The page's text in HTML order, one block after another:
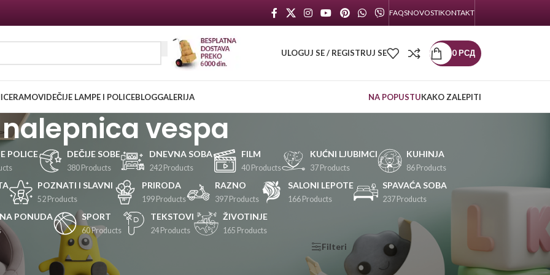
FAQSNOVOSTIKONTAKT
ULOGUJ SE / REGISTRUJ SE 0РСД
RAMOVIDEČIJE LAMPE I POLICEBLOGGALERIJA NA POPUSTUKAKO ZALEPITI
nalepnica vespa
POLICE DEČIJE SOBE
380 Products
DNEVNA SOBA
242 Products
FILM
40 Products
KUĆNI LJUBIMCI
37 Products
KUHINJA
86 Products
POZNATI I SLAVNI
52 Products
PRIRODA
199 Products
RAZNO
397 Products
SALONI LEPOTE
166 Products
SPAVAĆA SOBA
237 Products
PONUDA SPORT
60 Products
TEKSTOVI
24 Products
ŽIVOTINJE
165 Products
Filteri
KATEGORIJE
PROIZVODA